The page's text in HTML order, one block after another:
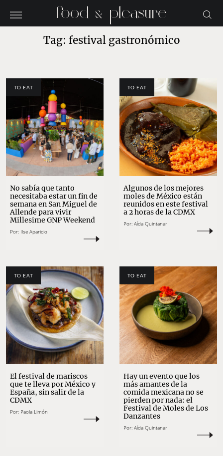
Tag: festival gastronómico
TO EAT
No sabía que tanto
necesitaba estar un fin de
semana en San Miguel de
Allende para vivir
Millesime GNP Weekend
Por: Ilse Aparicio
TO EAT
Algunos de los mejores
moles de México están
reunidos en este festival
a 2 horas de la CDMX
Por: Aída Quintanar
TO EAT
El festival de mariscos
que te lleva por México y
España, sin salir de la
CDMX
Por: Paola Limón
TO EAT
Hay un evento que los
más amantes de la
comida mexicana no se
pierden por nada: el
Festival de Moles de Los
Danzantes
Por: Aída Quintanar